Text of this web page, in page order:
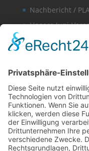
Nachbericht /
Unsere Juni-
Nachbericht / Joel
Sonstige
Kontakt
Satzung
Schlagworte
Impressum